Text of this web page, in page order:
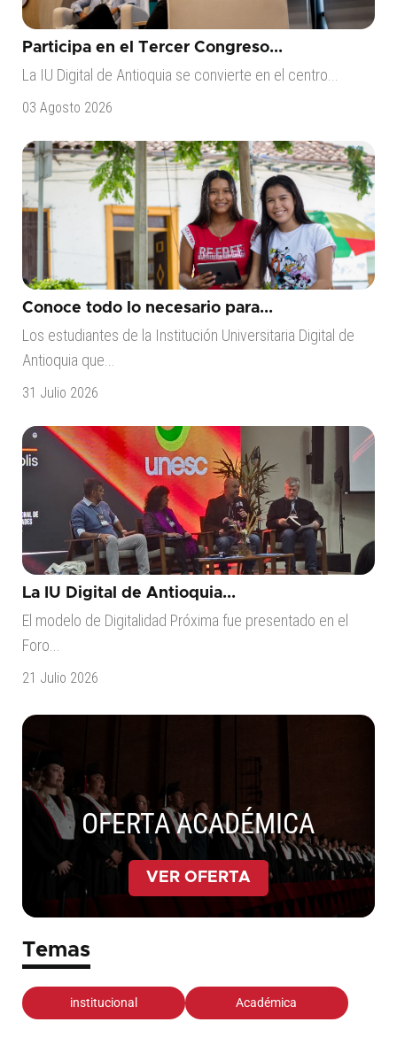
Participa en el Tercer Congreso...
La IU Digital de Antioquia se convierte en el centro...
03 Agosto 2026
Conoce todo lo necesario para...
Los estudiantes de la Institución Universitaria Digital de
Antioquia que...
31 Julio 2026
La IU Digital de Antioquia...
El modelo de Digitalidad Próxima fue presentado en el
Foro...
21 Julio 2026
OFERTA ACADÉMICA
VER OFERTA
Temas
institucional Académica